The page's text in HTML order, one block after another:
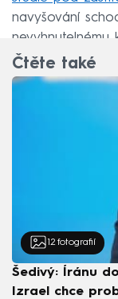
navyšování
nevyhnutelnému
Čtěte také
12 fotografií
Šedivý: Íránu
Izrael chce